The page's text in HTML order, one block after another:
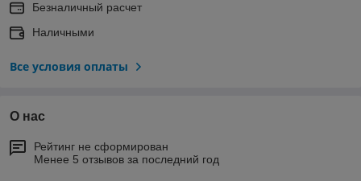
Безналичный расчет
Наличными
Все условия оплаты
О нас
Рейтинг не сформирован
Менее 5 отзывов за последний год